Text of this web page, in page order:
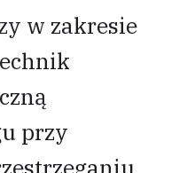
w zakresie
przy